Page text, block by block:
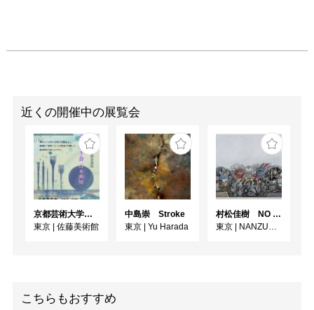
近くの開催中の展覧会
京都芸術大学通信教育課程 ゆうゆう会日本画展
東京
佐藤美術館
中島崇 Stroke
東京
Yu Harada
村松佳樹 NO SEQUENCE
東京
NANZUKA UNDERGROUND
こちらもおすすめ